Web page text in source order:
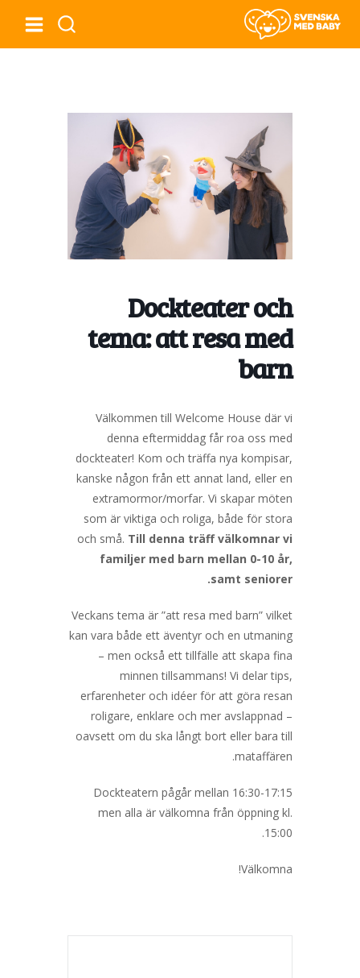
Dockteater och
tema: att resa med
barn
Välkommen till Welcome House där vi
denna eftermiddag får roa oss med
dockteater! Kom och träffa nya kompisar,
kanske någon från ett annat land, eller en
extramormor/morfar. Vi skapar möten
som är viktiga och roliga, både för stora
och små. Till denna träff välkomnar vi
familjer med barn mellan 0-10 år,
samt seniorer.
Veckans tema är ”att resa med barn” vilket
kan vara både ett äventyr och en utmaning
– men också ett tillfälle att skapa fina
minnen tillsammans! Vi delar tips,
erfarenheter och idéer för att göra resan
roligare, enklare och mer avslappnad –
oavsett om du ska långt bort eller bara till
mataffären.
Dockteatern pågår mellan 16:30-17:15
men alla är välkomna från öppning kl.
15:00.
Välkomna!